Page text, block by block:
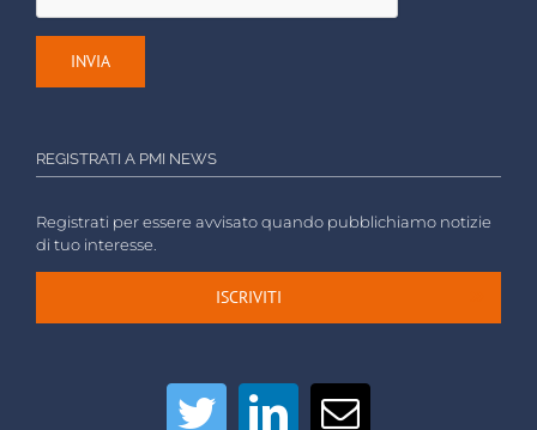
REGISTRATI A PMI NEWS
Registrati per essere avvisato quando pubblichiamo notizie
di tuo interesse.
ISCRIVITI